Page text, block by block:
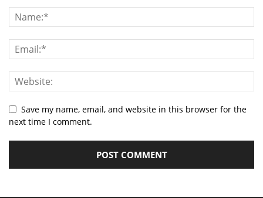
Save my name, email, and website in this browser for the
next time I comment.